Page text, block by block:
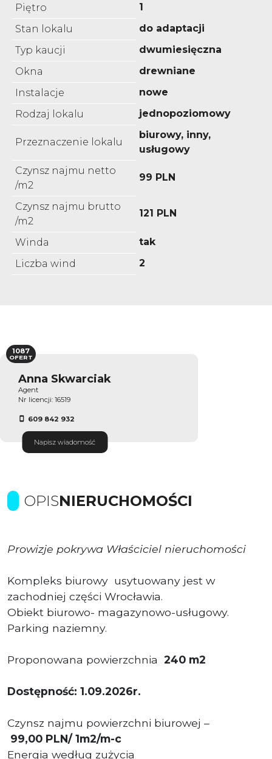
Piętro
1
Stan lokalu
do adaptacji
Typ kaucji
dwumiesięczna
Okna
drewniane
Instalacje
nowe
Rodzaj lokalu
jednopoziomowy
Przeznaczenie lokalu
biurowy, inny,
usługowy
Czynsz najmu netto
/m2
99 PLN
Czynsz najmu brutto
/m2
121 PLN
Winda
tak
Liczba wind
2
Anna Skwarciak
Agent
Nr licencji: 16519
609 842 932
Napisz wiadomość
1087
OFERT
OPISNIERUCHOMOŚCI
Prowizje pokrywa Właściciel nieruchomości
Kompleks biurowy usytuowany jest w
zachodniej części Wrocławia.
Obiekt biurowo- magazynowo-usługowy.
Parking naziemny.
Proponowana powierzchnia 240 m2
Dostępność: 1.09.2026r.
Czynsz najmu powierzchni biurowej –
99,00 PLN/ 1m2/m-c
Energia według zużycia